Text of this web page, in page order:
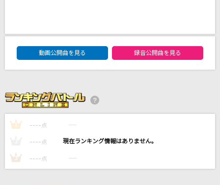
FIRE AFTER FIRE
若江準威知・ポプラ
[良音]ロマンス
Let It Go [レット・イット・ゴー]
DAM★ともボーカルエントリーランキング
動画公開曲を見る
録音公開曲を見る
1 ---- 点 ----
---- 点 ----
3 ---- 点 ----